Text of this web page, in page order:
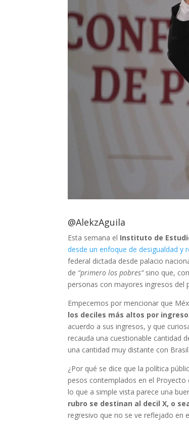
@AlekzAguila
Esta semana el Instituto de
desde un enfoque de desigualdad y
federal dictada desde palacio
de “primero los pobres”sino que,
personas con mayores ingresos del
Empecemos por mencionar que
los deciles más altos por
acuerdo a sus ingresos, y que
recauda una cuestionable cantidad
una cantidad muy distante con
¿Por qué se dice que la política
pesos contemplados en el Proyecto
lo que a simple vista parece una
rubro se destinan al decil X, o
regresivo que no se ve reflejado en